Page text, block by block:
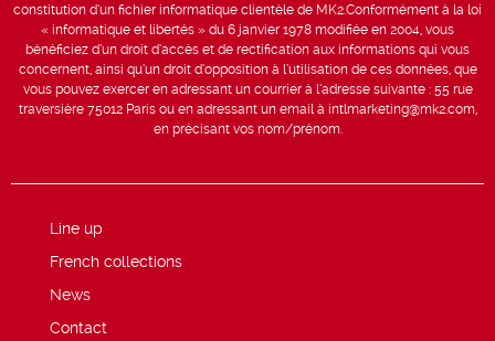
constitution d’un fichier informatique clientèle de MK2.Conformément à la loi
« informatique et libertés » du 6 janvier 1978 modifiée en 2004, vous
bénéficiez d’un droit d’accès et de rectification aux informations qui vous
concernent, ainsi qu’un droit d’opposition à l’utilisation de ces données, que
vous pouvez exercer en adressant un courrier à l’adresse suivante : 55 rue
traversière 75012 Paris ou en adressant un email à intlmarketing@mk2.com,
en précisant vos nom/prénom.
Line up
French collections
News
Contact